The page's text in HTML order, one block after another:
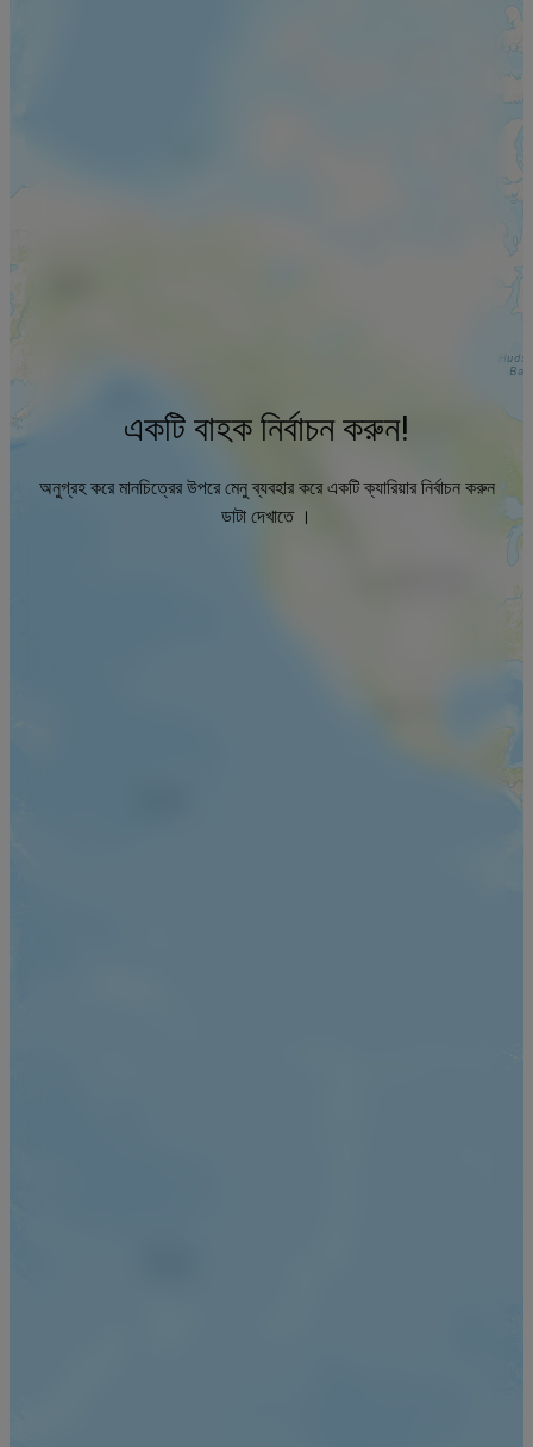
একটি বাহক নির্বাচন করুন!
অনুগ্রহ করে মানচিত্রের উপরে মেনু ব্যবহার করে একটি ক্যারিয়ার নির্বাচন করুন
ডাটা দেখাতে ।